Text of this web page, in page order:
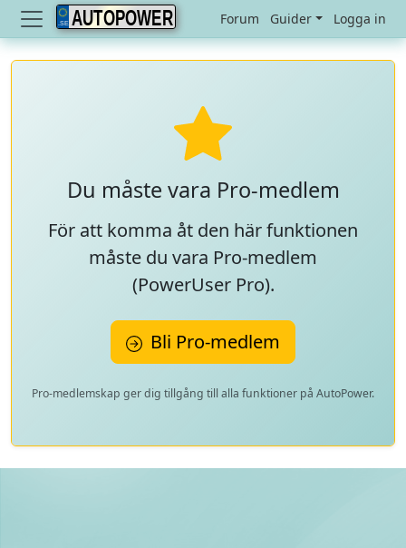
AUTOPOWER Forum Guider Logga in
Du måste vara Pro-medlem
För att komma åt den här funktionen
måste du vara Pro-medlem
(PowerUser Pro).
Bli Pro-medlem
Pro-medlemskap ger dig tillgång till alla funktioner på AutoPower.